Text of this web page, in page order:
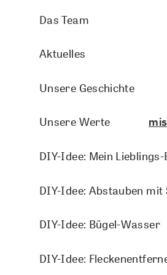
Aromasprays
Nasenbalsam
Arven- und
Raumbeduftung
Aromasphere
Zubehör und DIY
Themenwelten
Arve Wellness
Christmas
DIY-Ideen
Do it yourself -
DIY-Idee: Mein
DIY-Idee: Guten
DIY-Idee: Entspannungs-
DIY-Idee: Frauenwohl-
Do it yourself -
DIY-Idee: Abstauben mit
DIY-Idee: Bügel-Wasser
DIY-Idee:
Energie
Frau sein
KIDS
Pflanzenporträts
Das Team
Aktuelles
Unsere Geschichte
Unsere Werte
Bio (Hydrolat)